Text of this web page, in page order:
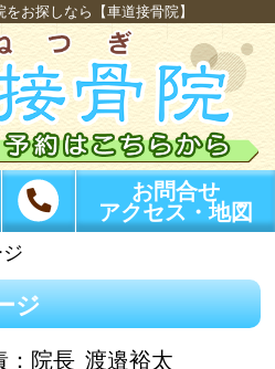
お探しなら【車道接骨院】
お問合せ
アクセス・地図
ジ
院長 渡邉裕太